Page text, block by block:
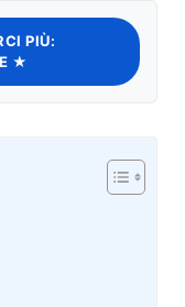
PIÙ:
★